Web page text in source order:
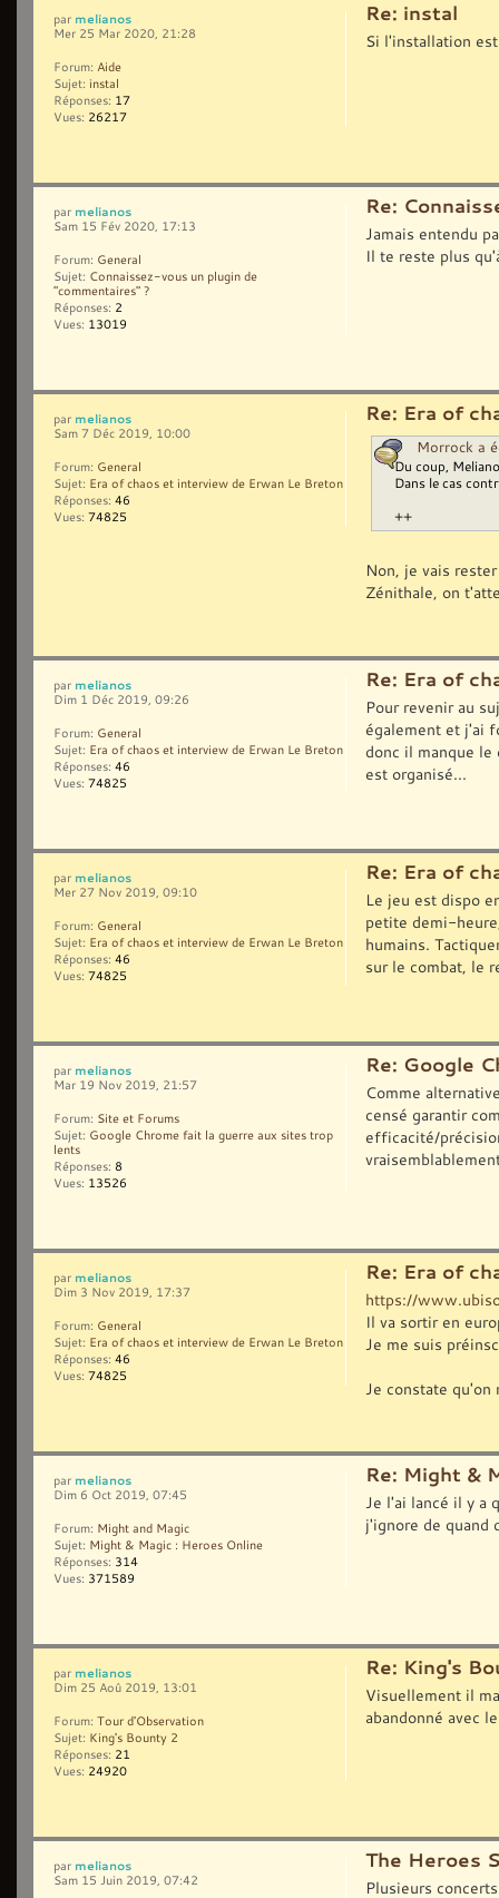
Re: instal
Si l'installation
par melianos
Mer 25 Mar 2020, 21:28
Forum: Aide
Sujet: instal
Réponses: 17
Vues: 26217
Re:
Jamais entendu
Il te reste plus
par melianos
Sam 15 Fév 2020, 17:13
Forum: General
Sujet: Connaissez-vous un plugin de
"commentaires" ?
Réponses: 2
Vues: 13019
Re: Era of
Morrock a
Du coup,
Dans le cas
++
Non, je vais
Zénithale, on
par melianos
Sam 7 Déc 2019, 10:00
Forum: General
Sujet: Era of chaos et interview de Erwan Le Breton
Réponses: 46
Vues: 74825
Re: Era of
Pour revenir au
également et j'ai
donc il manque
est organisé...
par melianos
Dim 1 Déc 2019, 09:26
Forum: General
Sujet: Era of chaos et interview de Erwan Le Breton
Réponses: 46
Vues: 74825
Re: Era of
Le jeu est dispo
petite demi-
humains.
sur le combat, le
par melianos
Mer 27 Nov 2019, 09:10
Forum: General
Sujet: Era of chaos et interview de Erwan Le Breton
Réponses: 46
Vues: 74825
Re: Google
Comme
censé garantir
efficacité/
par melianos
Mar 19 Nov 2019, 21:57
Forum: Site et Forums
Sujet: Google Chrome fait la guerre aux sites trop
lents
Réponses: 8
Vues: 13526
Re: Era of
https://
Il va sortir en
Je me suis
Je constate qu'on
par melianos
Dim 3 Nov 2019, 17:37
Forum: General
Sujet: Era of chaos et interview de Erwan Le Breton
Réponses: 46
Vues: 74825
Re: Might &
Je l'ai lancé il y a
j'ignore de quand
par melianos
Dim 6 Oct 2019, 07:45
Forum: Might and Magic
Sujet: Might & Magic : Heroes Online
Réponses: 314
Vues: 371589
Re: King's
Visuellement il
abandonné avec
par melianos
Dim 25 Aoû 2019, 13:01
Forum: Tour d'Observation
Sujet: King's Bounty 2
Réponses: 21
Vues: 24920
The Heroes
Plusieurs
par melianos
Sam 15 Juin 2019, 07:42